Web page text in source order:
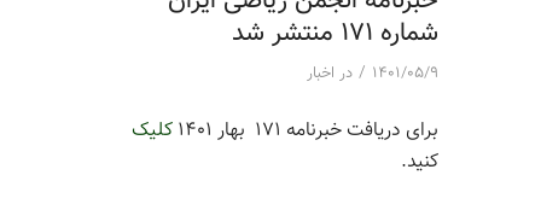
شماره 171 منتشر شد
۱۴۰۱/۰۵/۹ / در اخبار
برای دریافت خبرنامه ۱۷۱ بهار ۱۴۰۱
کلیک
کنید.